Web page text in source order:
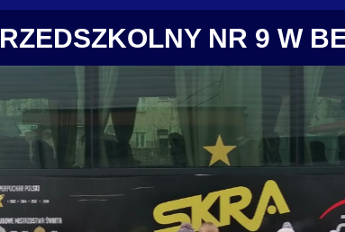
NR 9 W